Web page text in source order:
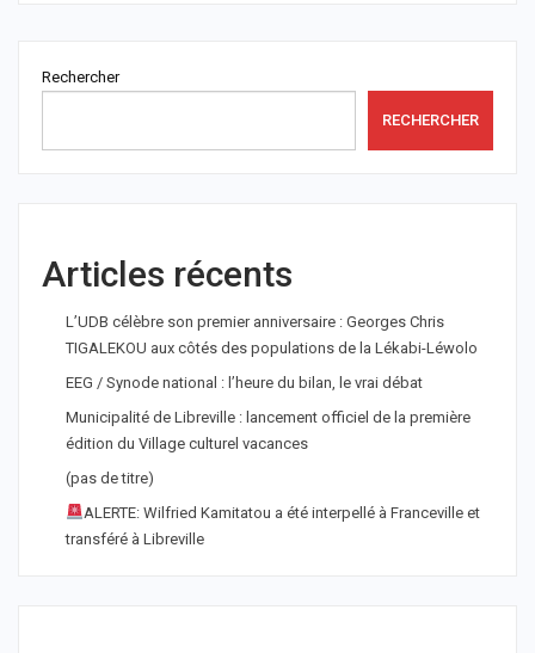
Rechercher
RECHERCHER
Articles récents
L’UDB célèbre son premier anniversaire : Georges Chris
TIGALEKOU aux côtés des populations de la Lékabi-Léwolo
EEG / Synode national : l’heure du bilan, le vrai débat
Municipalité de Libreville : lancement officiel de la première
édition du Village culturel vacances
(pas de titre)
ALERTE: Wilfried Kamitatou a été interpellé à Franceville et
transféré à Libreville